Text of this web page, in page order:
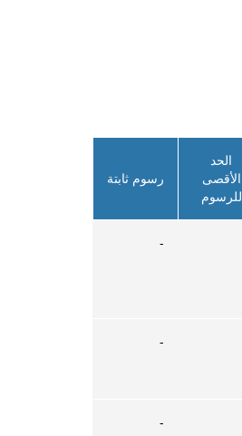
الحد
الأقصى
للرسوم
رسوم ثابتة
-
-
-